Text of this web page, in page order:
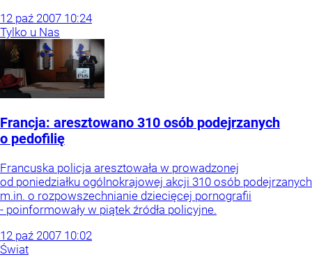
12 paź 2007 10:24
Tylko u Nas
Francja: aresztowano 310 osób podejrzanych
o pedofilię
Francuska policja aresztowała w prowadzonej
od poniedziałku ogólnokrajowej akcji 310 osób podejrzanych
m.in. o rozpowszechnianie dziecięcej pornografii
- poinformowały w piątek źródła policyjne.
12 paź 2007 10:02
Świat